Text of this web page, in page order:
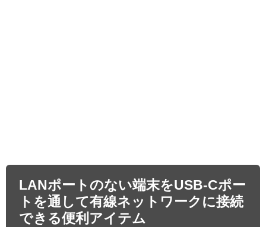
LANポートのない端末をUSB-Cポー
トを通して有線ネットワークに接続
できる便利アイテム